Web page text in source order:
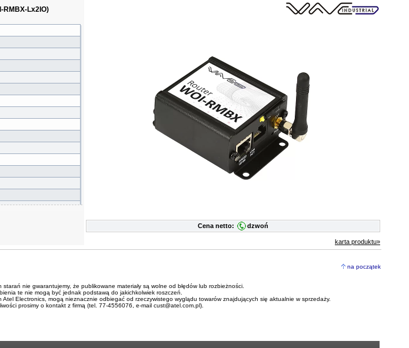
RMBX-Lx2IO)
Cena netto: dzwoń
karta produktu»
na początek
starań nie gwarantujemy, że publikowane materiały są wolne od błędów lub rozbieżności.
te nie mogą być jednak podstawą do jakichkolwiek roszczeń.
Electronics, mogą nieznacznie odbiegać od rzeczywistego wyglądu towarów znajdujących się aktualnie w sprzedaży.
prosimy o kontakt z firmą (tel. 77-4556076, e-mail cust@atel.com.pl).